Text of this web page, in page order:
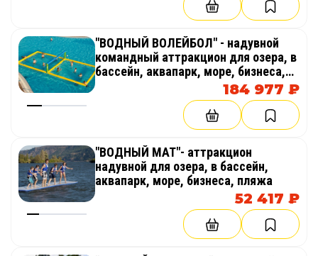
"ВОДНЫЙ ВОЛЕЙБОЛ" - надувной
командный аттракцион для озера, в
бассейн, аквапарк, море, бизнеса,
184 977 ₽
"ВОДНЫЙ МАТ"- аттракцион
надувной для озера, в бассейн,
аквапарк, море, бизнеса, пляжа
52 417 ₽